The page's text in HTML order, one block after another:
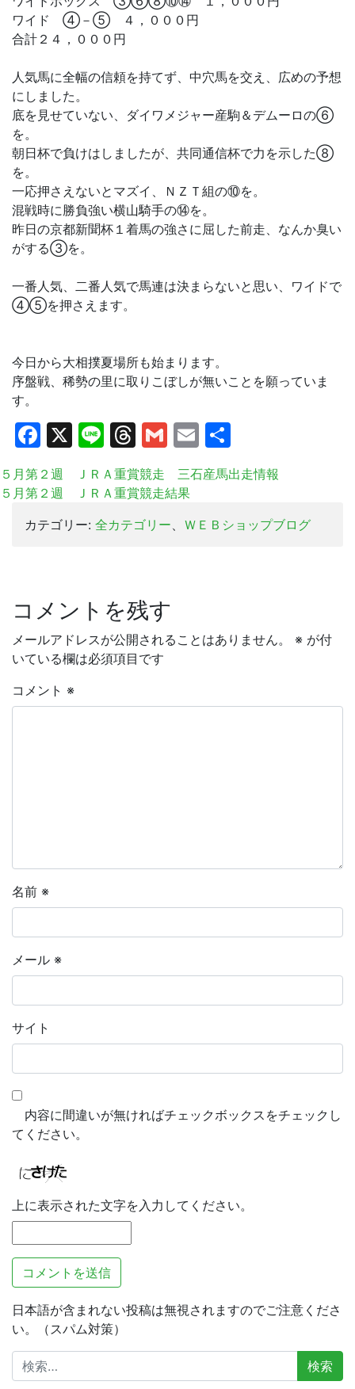
ワイド ④－⑤ ４，０００円
合計２４，０００円
人気馬に全幅の信頼を持てず、中穴馬を交え、広めの予想
にしました。
底を見せていない、ダイワメジャー産駒＆デムーロの⑥
を。
朝日杯で負けはしましたが、共同通信杯で力を示した⑧
を。
一応押さえないとマズイ、ＮＺＴ組の⑩を。
混戦時に勝負強い横山騎手の⑭を。
昨日の京都新聞杯１着馬の強さに屈した前走、なんか臭い
がする③を。
一番人気、二番人気で馬連は決まらないと思い、ワイドで
④⑤を押さえます。
今日から大相撲夏場所も始まります。
序盤戦、稀勢の里に取りこぼしが無いことを願っていま
す。
Facebook
X LineThreads
Gmail
Email
有
５月第２週 ＪＲＡ重賞競走 三石産馬出走情報
５月第２週 ＪＲＡ重賞競走結果
カテゴリー: 全カテゴリー、 ＷＥＢショップブログ
コメントを残す
メールアドレスが公開されることはありません。 ※ が付
いている欄は必須項目です
コメント ※
名前 ※
メール ※
サイト
内容に間違いが無ければチェックボックスをチェックし
てください。
上に表示された文字を入力してください。
日本語が含まれない投稿は無視されますのでご注意くださ
い。（スパム対策）
検
索: